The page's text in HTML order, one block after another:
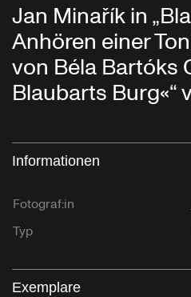
Jan Minařík in
Anhören einer
von Béla Bartóks
Blaubarts Burg«“
Informationen
Fotograf:in
Typ
Exemplare